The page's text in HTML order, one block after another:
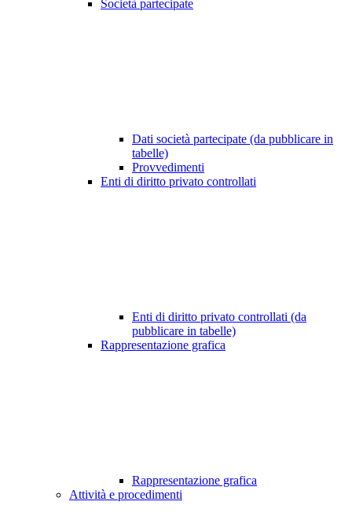
Società partecipate
Dati società partecipate (da pubblicare in
tabelle)
Provvedimenti
Enti di diritto privato controllati
Enti di diritto privato controllati (da
pubblicare in tabelle)
Rappresentazione grafica
Rappresentazione grafica
Attività e procedimenti